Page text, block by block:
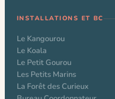
INSTALLATIONS ET BC
Le Kangourou
Le Koala
Le Petit Gourou
Les Petits Marins
La Forêt des Curieux